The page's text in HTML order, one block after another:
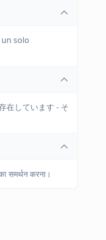
solo
在しています - そ
समर्थन करना।